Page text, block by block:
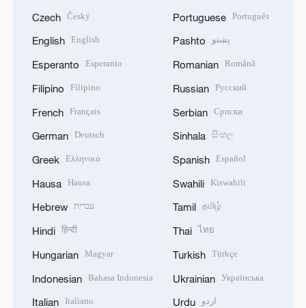
Czech Český
English English
Esperanto Esperanto
Filipino Filipino
French Français
German Deutsch
Greek Ελληνικά
Hausa Hausa
Hebrew עברית
Hindi हिन्दी
Hungarian Magyar
Indonesian Bahasa Indonesia
Italian Italiano
Portuguese Português
Pashto پښتو
Romanian Română
Russian Русский
Serbian Српски
Sinhala සිංහල
Spanish Español
Swahili Kiswahili
Tamil தமிழ்
Thai ไทย
Turkish Türkçe
Ukrainian Українська
Urdu اردو